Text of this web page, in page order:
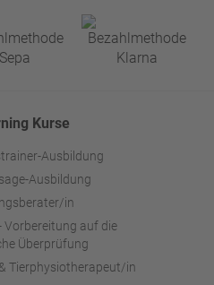
Kurse
Ausbildung
Ausbildung
in
Vorbereitung auf die
Überprüfung
Tierphysiotherapeut/in